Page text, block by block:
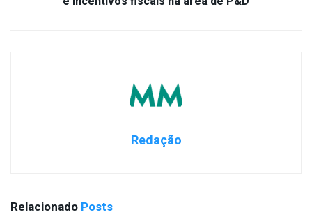
Redação
Relacionado Posts